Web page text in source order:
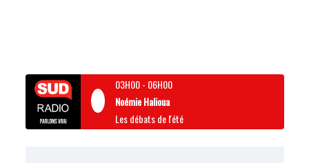
03H00- 06H00
Noémie Halioua
Les débats de l'été